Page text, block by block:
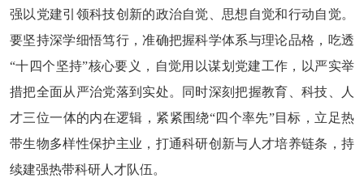
强以党建引领科技创新的政治自觉、思想自觉和行动自觉。
要坚持深学细悟笃行，准确把握科学体系与理论品格，吃透
“十四个坚持”核心要义，自觉用以谋划党建工作，以严实举
措把全面从严治党落到实处。同时深刻把握教育、科技、人
才三位一体的内在逻辑，紧紧围绕“四个率先”目标，立足热
带生物多样性保护主业，打通科研创新与人才培养链条，持
续建强热带科研人才队伍。